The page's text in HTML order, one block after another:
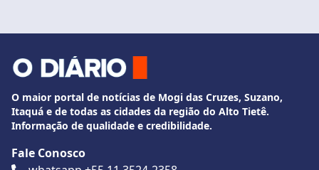
O maior portal de notícias de Mogi das Cruzes, Suzano,
Itaquá e de todas as cidades da região do Alto Tietê.
Informação de qualidade e credibilidade.
Fale Conosco